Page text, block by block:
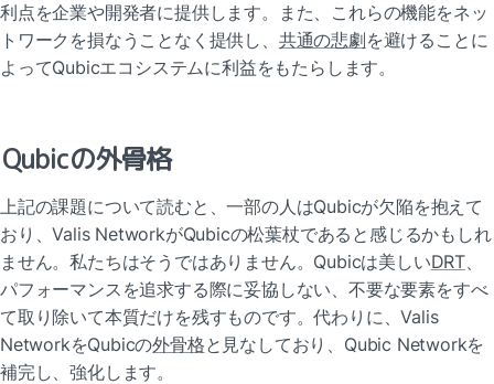
利点を企業や開発者に提供します。また、これらの機能をネッ
トワークを損なうことなく提供し、 共通の悲劇を避けることに
よってQubicエコシステムに利益をもたらします。
Qubicの外骨格
上記の課題について読むと、一部の人はQubicが欠陥を抱えて
おり、Valis NetworkがQubicの松葉杖であると感じるかもしれ
ません。私たちはそうではありません。Qubicは美しいDRT
パフォーマンスを追求する際に妥協しない、不要な要素をすべ
て取り除いて本質だけを残すものです。代わりに、Valis
NetworkをQubicの外骨格と見なしており、Qubic Networkを
補完し、強化します。